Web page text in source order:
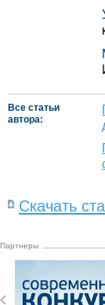
Все статьи
автора:
Скачать
Партнеры